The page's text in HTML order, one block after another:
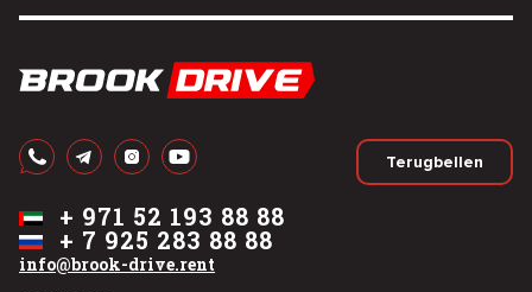
Terugbellen
info@brook-drive.rent
+ 7 925 283 88 88
+ 971 52 193 88 88